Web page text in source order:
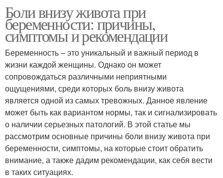
Боли внизу живота при
беременности: причины,
симптомы и рекомендации
Беременность – это уникальный и важный период в
жизни каждой женщины. Однако он может
сопровождаться различными неприятными
ощущениями, среди которых боль внизу живота
является одной из самых тревожных. Данное явление
может быть как вариантом нормы, так и сигнализировать
о наличии серьезных патологий. В этой статье мы
рассмотрим основные причины боли внизу живота при
беременности, симптомы, на которые стоит обратить
внимание, а также дадим рекомендации, как себя вести
в таких ситуациях.